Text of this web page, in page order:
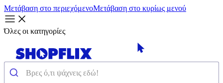
Μετάβαση στο περιεχόμενοΜετάβαση στο κυρίως μενού
Όλες οι κατηγορίες